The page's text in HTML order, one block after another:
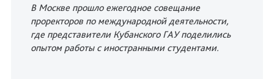
В Москве прошло ежегодное совещание
проректоров по международной деятельности,
где представители Кубанского ГАУ поделились
опытом работы с иностранными студентами.